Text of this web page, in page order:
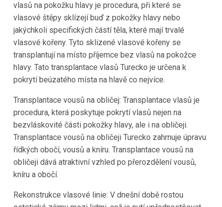
vlasů na pokožku hlavy je procedura, při které se
vlasové štěpy sklízejí buď z pokožky hlavy nebo
jakýchkoli specifických částí těla, které mají trvalé
vlasové kořeny. Tyto sklizené vlasové kořeny se
transplantují na místo příjemce bez vlasů na pokožce
hlavy. Tato transplantace vlasů Turecko je určena k
pokrytí beúzatého místa na hlavě co nejvíce.
Transplantace vousů na obličej: Transplantace vlasů je
procedura, která poskytuje pokrytí vlasů nejen na
bezvláskovité části pokožky hlavy, ale i na obličeji.
Transplantace vousů na obličeji Turecko zahrnuje úpravu
řídkých obočí, vousů a kníru. Transplantace vousů na
obličeji dává atraktivní vzhled po přerozdělení vousů,
kníru a obočí.
Rekonstrukce vlasové linie: V dnešní době rostou